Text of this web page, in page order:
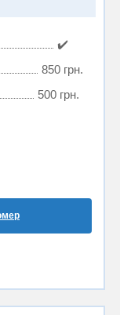
✔️
850 грн.
500 грн.